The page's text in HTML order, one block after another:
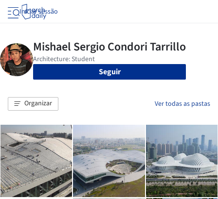
Iniciar sessão
Seguir
Organizar Ver todas as pastas